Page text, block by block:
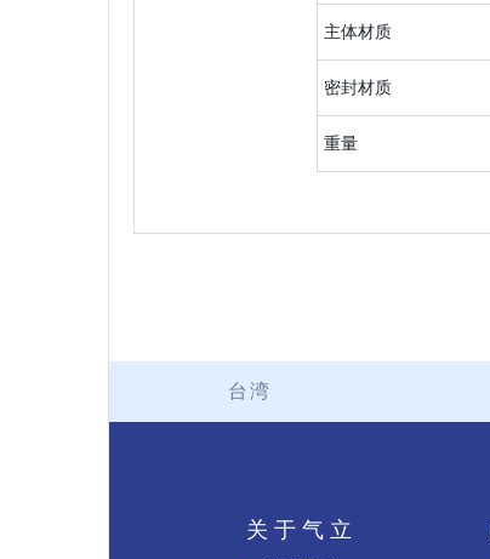
主体材质
密封材质
重量
台湾
关于气立